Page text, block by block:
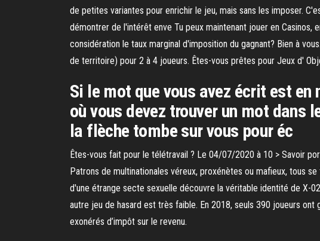
de petites variantes pour enrichir le jeu, mais sans les imposer.
démontrer de l'intérêt enve Tu peux maintenant jouer en Casinos,
considération le taux marginal d'imposition du gagnant? Bien à
de territoire) pour 2 à 4 joueurs. Êtes-vous prêtes pour Jeux d'
Si le mot que vous avez écrit est
où vous devez trouver un mot dans
la flèche tombe sur vous pour éc
Êtes-vous fait pour le télétravail ? Le 04/07/2020 à 10 > Savoir
Patrons de multinationales véreux, proxénètes ou mafieux, tous
d'une étrange secte sexuelle découvre la véritable identité de X-
autre jeu de hasard est très faible. En 2018, seuls 390 joueurs
exonérés d’impôt sur le revenu.